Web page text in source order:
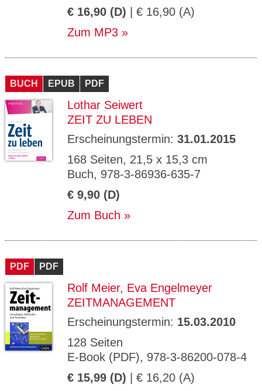
€ 16,90 (D) | € 16,90 (A)
Zum MP3
BUCH EPUB PDF
Lothar Seiwert
ZEIT ZU LEBEN
Erscheinungstermin: 31.01.2015
168 Seiten, 21,5 x 15,3 cm
Buch, 978-3-86936-635-7
€ 9,90 (D)
Zum Buch
PDF PDF
Rolf Meier, Eva Engelmeyer
ZEITMANAGEMENT
Erscheinungstermin: 15.03.2010
128 Seiten
E-Book (PDF), 978-3-86200-078-4
€ 15,99 (D) | € 16,20 (A)